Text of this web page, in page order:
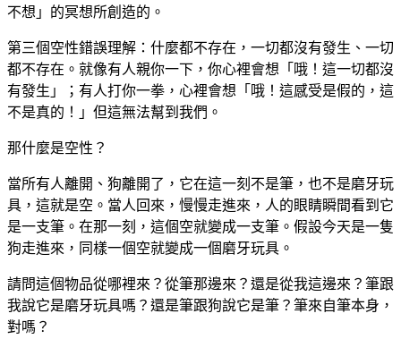
不想」的冥想所創造的。
第三個空性錯誤理解：什麼都不存在，一切都沒有發生、一切
都不存在。就像有人親你一下，你心裡會想「哦！這一切都沒
有發生」；有人打你一拳，心裡會想「哦！這感受是假的，這
不是真的！」但這無法幫到我們。
那什麼是空性？
當所有人離開、狗離開了，它在這一刻不是筆，也不是磨牙玩
具，這就是空。當人回來，慢慢走進來，人的眼睛瞬間看到它
是一支筆。在那一刻，這個空就變成一支筆。假設今天是一隻
狗走進來，同樣一個空就變成一個磨牙玩具。
請問這個物品從哪裡來？從筆那邊來？還是從我這邊來？筆跟
我說它是磨牙玩具嗎？還是筆跟狗說它是筆？筆來自筆本身，
對嗎？